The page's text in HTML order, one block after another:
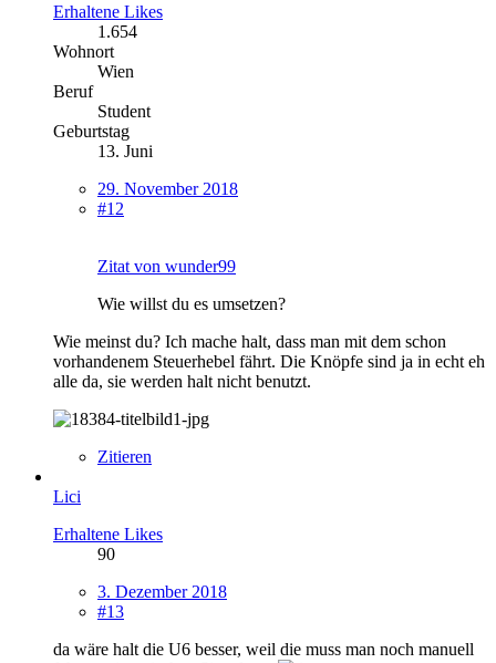
Erhaltene Likes
1.654
Wohnort
Wien
Beruf
Student
Geburtstag
13. Juni
29. November 2018
#12
Zitat von wunder99
Wie willst du es umsetzen?
Wie meinst du? Ich mache halt, dass man mit dem schon
vorhandenem Steuerhebel fährt. Die Knöpfe sind ja in echt eh
alle da, sie werden halt nicht benutzt.
Zitieren
Lici
Erhaltene Likes
90
3. Dezember 2018
#13
da wäre halt die U6 besser, weil die muss man noch manuell